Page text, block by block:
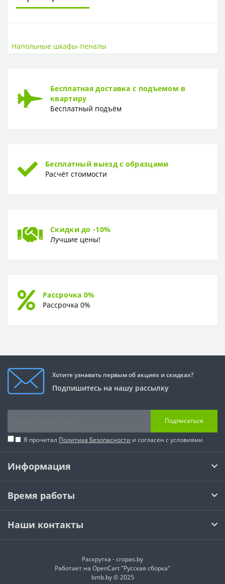
Высота
Напольные шкафы-пеналы
Бесплатная доставка с подъемом в
квартиру
Бесплатный подъём
Бесплатный выезд с образцами
Расчёт стоимости
Скидки до -10%
Лучшие цены!
Рассрочка 0%
Рассрочка 0%
Хотите узнавать первым об акциях и скидках?
Подпишитесь на нашу рассылку
Подписаться
Я прочитал Политика Безопасности и согласен с условиями
Информация
Время работы
Наши контакты
Раскрутка -cropas.by
Работает на OpenCart "Русская сборка"
bmb.by © 2025